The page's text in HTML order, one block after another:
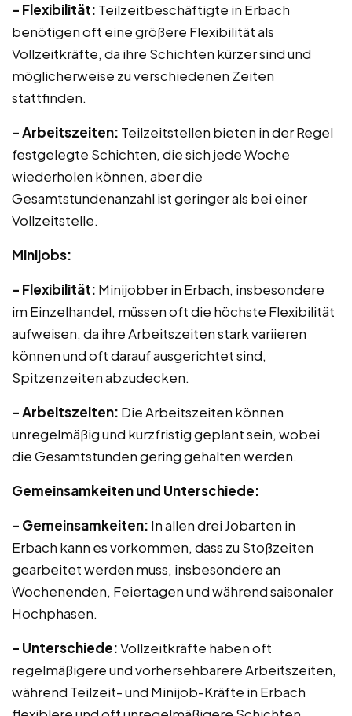
– Flexibilität: Teilzeitbeschäftigte in Erbach
benötigen oft eine größere Flexibilität als
Vollzeitkräfte, da ihre Schichten kürzer sind und
möglicherweise zu verschiedenen Zeiten
stattfinden.
– Arbeitszeiten: Teilzeitstellen bieten in der Regel
festgelegte Schichten, die sich jede Woche
wiederholen können, aber die
Gesamtstundenanzahl ist geringer als bei einer
Vollzeitstelle.
Minijobs:
– Flexibilität: Minijobber in Erbach, insbesondere
im Einzelhandel, müssen oft die höchste Flexibilität
aufweisen, da ihre Arbeitszeiten stark variieren
können und oft darauf ausgerichtet sind,
Spitzenzeiten abzudecken.
– Arbeitszeiten: Die Arbeitszeiten können
unregelmäßig und kurzfristig geplant sein, wobei
die Gesamtstunden gering gehalten werden.
Gemeinsamkeiten und Unterschiede:
– Gemeinsamkeiten: In allen drei Jobarten in
Erbach kann es vorkommen, dass zu Stoßzeiten
gearbeitet werden muss, insbesondere an
Wochenenden, Feiertagen und während saisonaler
Hochphasen.
– Unterschiede:Vollzeitkräfte haben oft
regelmäßigere und vorhersehbarere Arbeitszeiten,
während Teilzeit- und Minijob-Kräfte in Erbach